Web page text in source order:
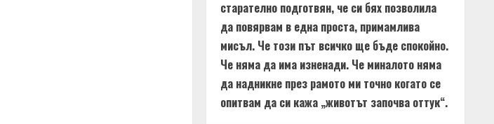
старателно подготвян, че си бях позволила
да повярвам в една проста, примамлива
мисъл. Че този път всичко ще бъде спокойно.
Че няма да има изненади. Че миналото няма
да надникне през рамото ми точно когато се
опитвам да си кажа „животът започва оттук“.